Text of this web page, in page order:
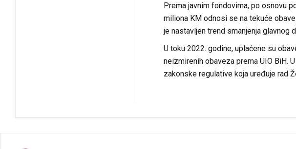
Prema javnim fondovima, po osnovu
miliona KM odnosi se na tekuće
je nastavljen trend smanjenja glavnog
U toku 2022. godine, uplaćene su
neizmirenih obaveza prema UIO BiH.
zakonske regulative koja uređuje rad